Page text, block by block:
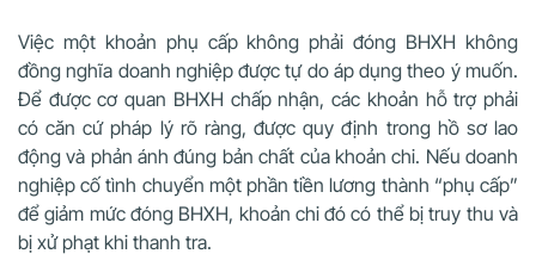
Việc một khoản phụ cấp không phải đóng BHXH không
đồng nghĩa doanh nghiệp được tự do áp dụng theo ý muốn.
Để được cơ quan BHXH chấp nhận, các khoản hỗ trợ phải
có căn cứ pháp lý rõ ràng, được quy định trong hồ sơ lao
động và phản ánh đúng bản chất của khoản chi. Nếu doanh
nghiệp cố tình chuyển một phần tiền lương thành “phụ cấp”
để giảm mức đóng BHXH, khoản chi đó có thể bị truy thu và
bị xử phạt khi thanh tra.